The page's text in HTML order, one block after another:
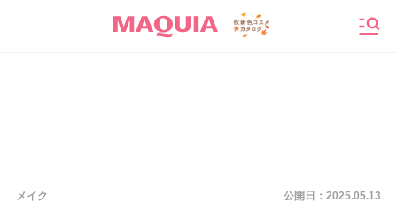
メイク 公開日： 2025.05.13